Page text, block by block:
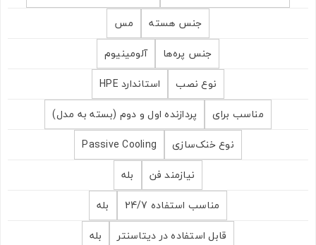
جنس هسته
مس
جنس پره‌ها
آلومینیوم
نوع نصب
استاندارد HPE
مناسب برای
پردازنده اول و دوم (بسته به مدل)
نوع خنک‌سازی
Passive Cooling
نیازمند فن
بله
مناسب استفاده 24/7
بله
قابل استفاده در دیتاسنتر
بله